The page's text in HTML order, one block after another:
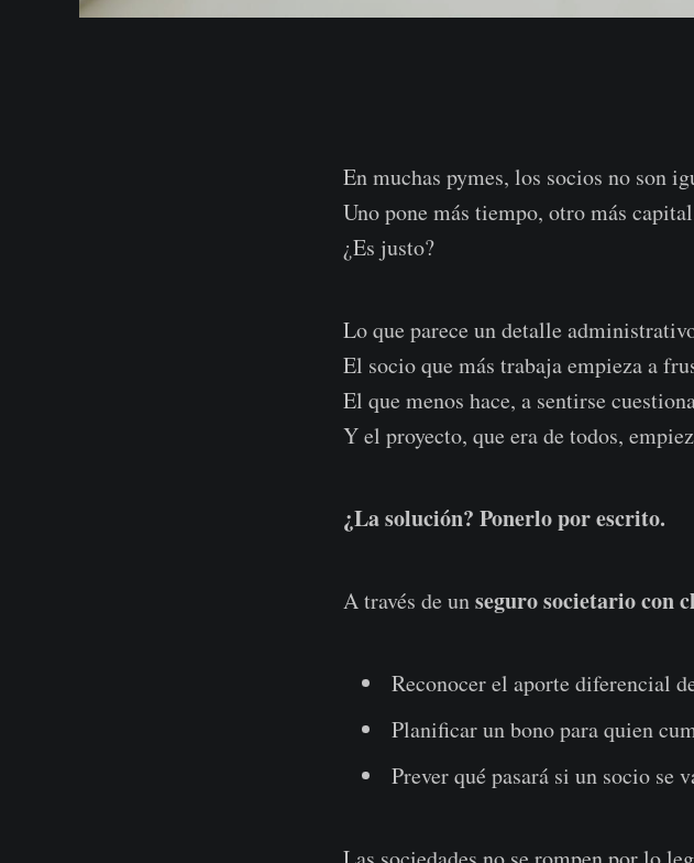
En muchas pymes, los socios no son
Uno pone más tiempo, otro más
¿Es justo?
Lo que parece un detalle
El socio que más trabaja empieza a
El que menos hace, a sentirse
Y el proyecto, que era de todos,
¿La solución? Ponerlo por escrito.
A través de unseguro societario con
Reconocer el aporte diferencial
Planificar un bono para quien
Prever qué pasará si un socio se